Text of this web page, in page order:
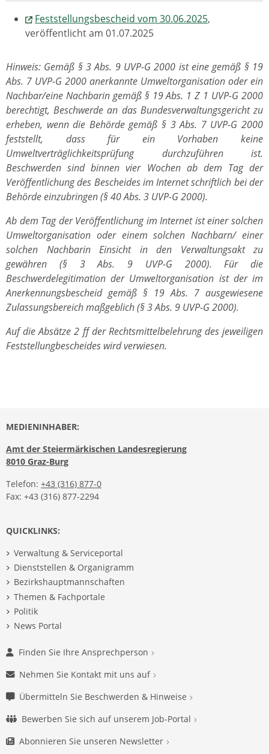
Feststellungsbescheid vom 30.06.2025,
veröffentlicht am 01.07.2025
Hinweis: Gemäß § 3 Abs. 9 UVP-G 2000 ist eine gemäß § 19
Abs. 7 UVP-G 2000 anerkannte Umweltorganisation oder ein
Nachbar/eine Nachbarin gemäß § 19 Abs. 1 Z 1 UVP-G 2000
berechtigt, Beschwerde an das Bundesverwaltungsgericht zu
erheben, wenn die Behörde gemäß § 3 Abs. 7 UVP-G 2000
feststellt, dass für ein Vorhaben keine
Umweltverträglichkeitsprüfung durchzuführen ist.
Beschwerden sind binnen vier Wochen ab dem Tag der
Veröffentlichung des Bescheides im Internet schriftlich bei der
Behörde einzubringen (§ 40 Abs. 3 UVP-G 2000).
Ab dem Tag der Veröffentlichung im Internet ist einer solchen
Umweltorganisation oder einem solchen Nachbarn/ einer
solchen Nachbarin Einsicht in den Verwaltungsakt zu
gewähren (§ 3 Abs. 9 UVP-G 2000). Für die
Beschwerdelegitimation der Umweltorganisation ist der im
Anerkennungsbescheid gemäß § 19 Abs. 7 ausgewiesene
Zulassungsbereich maßgeblich (§ 3 Abs. 9 UVP-G 2000).
Auf die Absätze 2 ff der Rechtsmittelbelehrung des jeweiligen
Feststellungbescheides wird verwiesen.
MEDIENINHABER:
Amt der Steiermärkischen Landesregierung
8010 Graz-Burg
Telefon: +43 (316) 877-0
Fax: +43 (316) 877-2294
QUICKLINKS:
Verwaltung & Serviceportal
Dienststellen & Organigramm
Bezirkshauptmannschaften
Themen & Fachportale
Politik
News Portal
Finden Sie Ihre Ansprechperson
Nehmen Sie Kontakt mit uns auf
Übermitteln Sie Beschwerden & Hinweise
Bewerben Sie sich auf unserem Job-Portal
Abonnieren Sie unseren Newsletter